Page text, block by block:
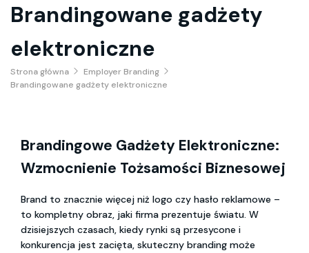
Brandingowane gadżety
elektroniczne
Strona główna
Employer Branding
Brandingowane gadżety elektroniczne
Brandingowe Gadżety Elektroniczne:
Wzmocnienie Tożsamości Biznesowej
Brand to znacznie więcej niż logo czy hasło reklamowe –
to kompletny obraz, jaki firma prezentuje światu. W
dzisiejszych czasach, kiedy rynki są przesycone i
konkurencja jest zacięta, skuteczny branding może